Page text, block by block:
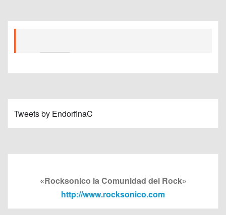
Tweets by EndorfinaC
«Rocksonico la Comunidad del Rock»
http://www.rocksonico.com